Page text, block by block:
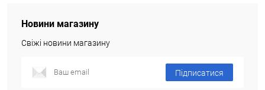
Новини магазину
Свіжі новини магазину
Підписатися